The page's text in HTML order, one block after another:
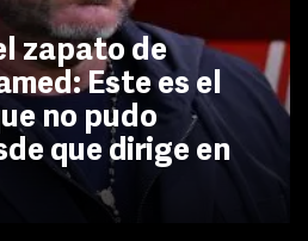
zapato de
Este es el
no pudo
que dirige en